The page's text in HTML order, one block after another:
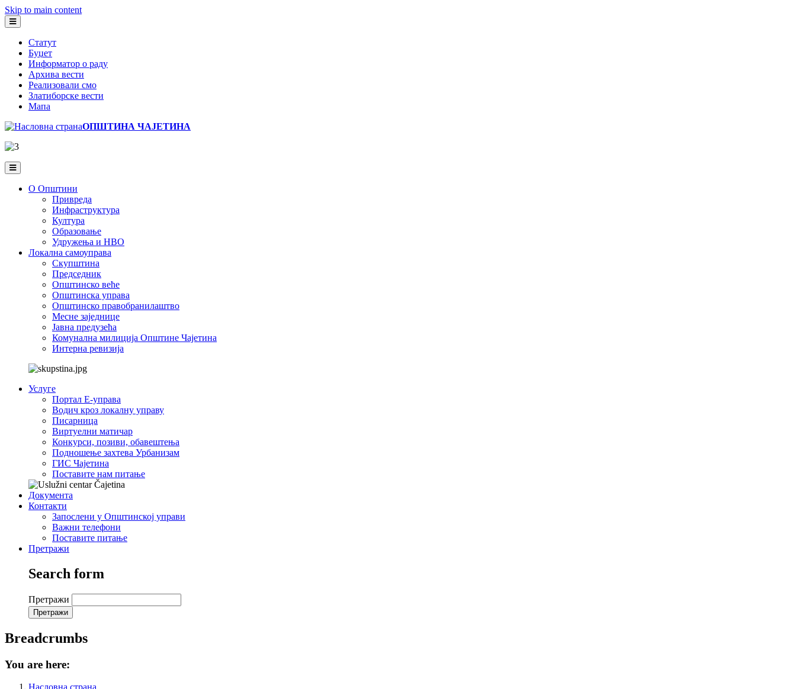
Skip to main content
Статут
Буџет
Информатор о раду
Архива вести
Реализовали смо
Златиборске вести
Мапа
ОПШТИНА ЧАЈЕТИНА
О Општини
Привреда
Инфраструктура
Култура
Образовање
Удружења и НВО
Локална самоуправа
Скупштина
Председник
Општинско веће
Општинска управа
Општинско правобранилаштво
Месне заједнице
Јавна предузећа
Комунална милиција Општине Чајетина
Интерна ревизија
Услуге
Портал Е-управа
Водич кроз локалну управу
Писарница
Виртуелни матичар
Конкурси, позиви, обавештења
Подношење захтева Урбанизам
ГИС Чајетина
Поставите нам питање
Документа
Контакти
Запослени у Општинској управи
Важни телефони
Поставите питање
Претражи
Search form
Претражи
Breadcrumbs
You are here: